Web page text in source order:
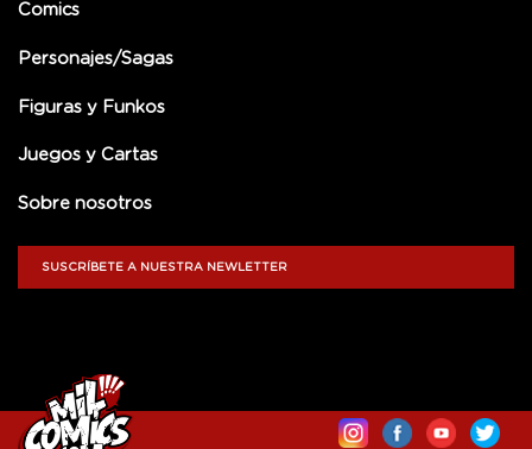
Comics
Personajes/Sagas
Figuras y Funkos
Juegos y Cartas
Sobre nosotros
SUSCRÍBETE A NUESTRA NEWLETTER